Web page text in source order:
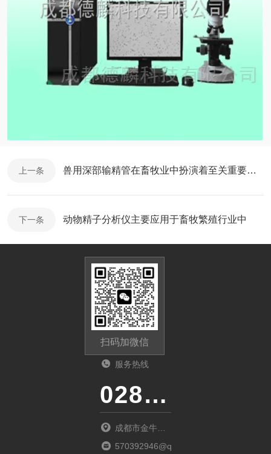
上一条 兽用深部输精管在畜牧业中扮演着至关重要的角色
下一条 动物精子分析仪主要应用于畜牧繁殖行业中
扫码加微信
服务热线
028-87741718
成都市金牛区
金府路799号1
570392946@qq.com